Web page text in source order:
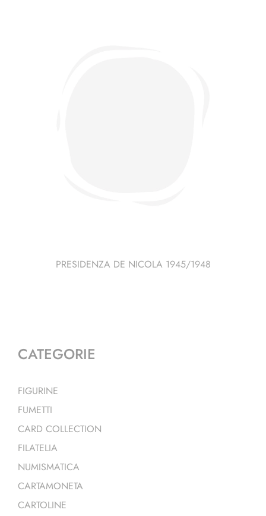
PRESIDENZA DE NICOLA 1945/1948
CATEGORIE
FIGURINE
FUMETTI
CARD COLLECTION
FILATELIA
NUMISMATICA
CARTAMONETA
CARTOLINE